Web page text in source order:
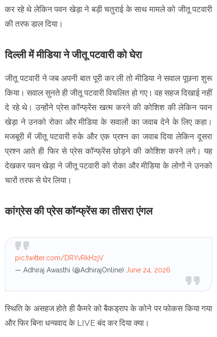
कर रहे थे लेकिन पवन खेड़ा ने बड़ी चतुराई के साथ मामले को जीतू पटवारी
की तरफ डाल दिया।
दिल्ली में मीडिया ने जीतू पटवारी को घेरा
जीतू पटवारी ने जब अपनी बात पूरी कर ली तो मीडिया ने सवाल पूछना शुरू
किया। सवाल सुनते ही जीतू पटवारी विचलित हो गए। वह सहज दिखाई नहीं
दे रहे थे। उन्होंने प्रेस कॉन्फ्रेंस खत्म करने की कोशिश की लेकिन पवन
खेड़ा ने उनको रोका और मीडिया के सवालों का जवाब देने के लिए कहा।
मजबूरी में जीतू पटवारी रुके और एक प्रश्न का जवाब दिया लेकिन दूसरा
प्रश्न आते ही फिर से प्रेस कॉन्फ्रेंस छोड़ने की कोशिश करने लगे। यह
देखकर पवन खेड़ा ने जीतू पटवारी को रोका और मीडिया के लोगों ने उनको
चारों तरफ से घेर लिया।
कांग्रेस की प्रेस कॉन्फ्रेंस का तीसरा एंगल
pic.twitter.com/DRYvRkHzjV
— Adhiraj Awasthi (@AdhirajOnline) June 24, 2026
स्थिति के असहज होते ही कैमरे को बैकड्राप के कोने पर फोकस किया गया
और फिर बिना धन्यवाद के LIVE बंद कर दिया क्या।